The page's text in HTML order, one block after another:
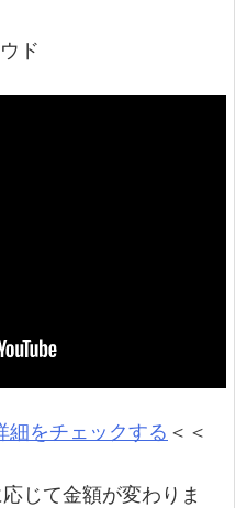
ド
細をチェックする ＜＜
じて金額が変わりま